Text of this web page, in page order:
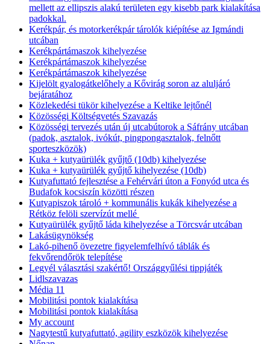
mellett az ellipszis alakú területen egy kisebb park kialakítása
padokkal.
Kerékpár, és motorkerékpár tárolók kiépítése az Igmándi
utcában
Kerékpártámaszok kihelyezése
Kerékpártámaszok kihelyezése
Kerékpártámaszok kihelyezése
Kijelölt gyalogátkelőhely a Kővirág soron az aluljáró
bejáratához
Közlekedési tükör kihelyezése a Keltike lejtőnél
Közösségi Költségvetés Szavazás
Közösségi tervezés után új utcabútorok a Sáfrány utcában
(padok, asztalok, ivókút, pingpongasztalok, felnőtt
sporteszközök)
Kuka + kutyaürülék gyűjtő (10db) kihelyezése
Kuka + kutyaürülék gyűjtő kihelyezése (10db)
Kutyafuttató fejlesztése a Fehérvári úton a Fonyód utca és
Budafok kocsiszín közötti részen
Kutyapiszok tároló + kommunális kukák kihelyezése a
Rétköz felöli szervízút mellé
Kutyaürülék gyűjtő láda kihelyezése a Törcsvár utcában
Lakásügynökség
Lakó-pihenő övezetre figyelemfelhívó táblák és
fekvőrendőrök telepítése
Legyél választási szakértő! Országgyűlési tippjáték
Lidlszavazas
Média 11
Mobilitási pontok kialakítása
Mobilitási pontok kialakítása
My account
Nagytestű kutyafuttató, agility eszközök kihelyezése